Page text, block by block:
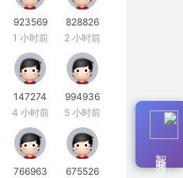
923569
1 小时前
828826
2 小时前
147274
4 小时前
994936
5 小时前
766963
675526